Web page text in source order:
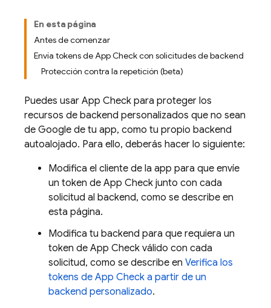
En esta página
Antes de comenzar
Envía tokens de App Check con solicitudes de backend
Protección contra la repetición (beta)
Puedes usar App Check para proteger los
recursos de backend personalizados que no sean
de Google de tu app, como tu propio backend
autoalojado. Para ello, deberás hacer lo siguiente:
Modifica el cliente de la app para que envíe
un token de App Check junto con cada
solicitud al backend, como se describe en
esta página.
Modifica tu backend para que requiera un
token de App Check válido con cada
solicitud, como se describe en Verifica los
tokens de App Check a partir de un
backend personalizado.